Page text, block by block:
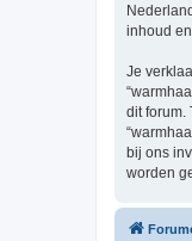
inhoud
Je
dit forum.
bij ons
worden